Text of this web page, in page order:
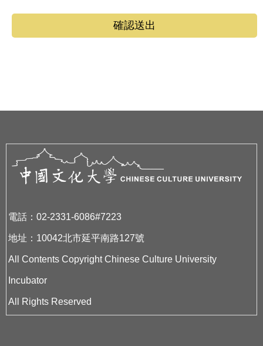
確認送出
電話：02-2331-6086#7223
地址：10042北市延平南路127號
All Contents Copyright Chinese Culture University
Incubator
All Rights Reserved